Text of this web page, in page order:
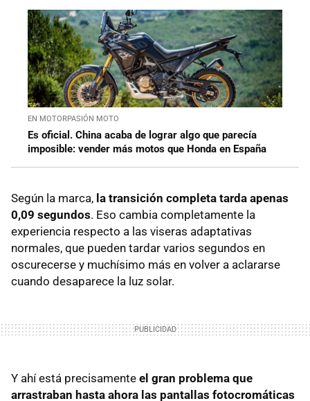
EN MOTORPASIÓN MOTO
Es oficial. China acaba de lograr algo que parecía
imposible: vender más motos que Honda en España
Según la marca, la transición completa tarda apenas
0,09 segundos. Eso cambia completamente la
experiencia respecto a las viseras adaptativas
normales, que pueden tardar varios segundos en
oscurecerse y muchísimo más en volver a aclararse
cuando desaparece la luz solar.
Y ahí está precisamente el gran problema que
arrastraban hasta ahora las pantallas fotocromáticas